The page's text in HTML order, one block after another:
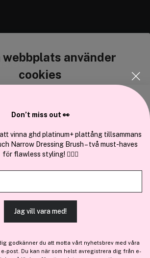
webbplats använder
cookies
för att anpassa innehållet och
från din enhet till de sociala medier och annons-
vi samarbetar med. Dessa kan i sin tur
med annan information som du har
de har samlat in när du har använt deras
ALLA COOKIES
Group AS
Don’t miss out 👀
vinna ghd platinum+ plattång tillsammans
Narrow Dressing Brush – två must-haves
för flawless styling! 💇‍♀️✨
Jag vill vara med!
godkänner du att motta vårt nyhetsbrev med våra
post. Du kan när som helst avregistrera dig från e-